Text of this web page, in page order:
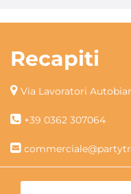
Recapiti
Via Lavoratori
+39 0362 307064